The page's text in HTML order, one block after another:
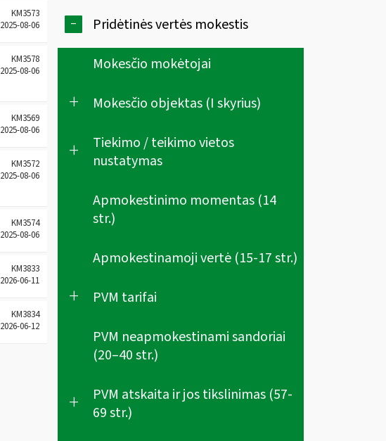
KM3573
2025-08-06
KM3578
2025-08-06
KM3569
2025-08-06
KM3572
2025-08-06
KM3574
2025-08-06
KM3833
2026-06-11
KM3834
2026-06-12
-
Pridėtinės vertės mokestis
Mokesčio mokėtojai
+ Mokesčio objektas (I skyrius)
+
Tiekimo / teikimo vietos
nustatymas
Apmokestinimo momentas (14
str.)
Apmokestinamoji vertė (15-17 str.)
+
PVM tarifai
PVM neapmokestinami sandoriai
(20–40 str.)
+
PVM atskaita ir jos tikslinimas (57-
69 str.)